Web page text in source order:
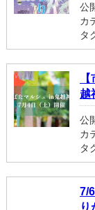
公
カ
タ
越
公
カ
タ
7/
り